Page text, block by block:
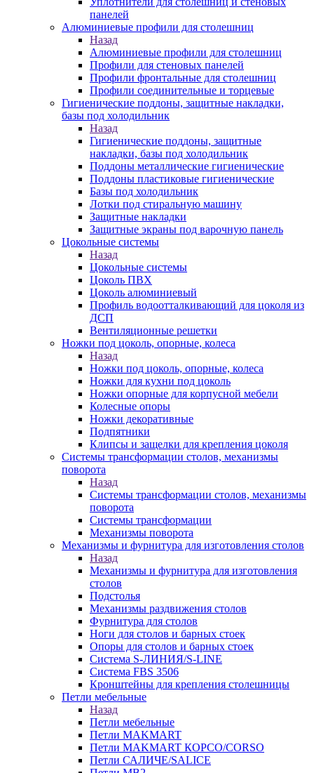
панелей
Алюминиевые профили для столешниц
Назад
Алюминиевые профили для столешниц
Профили для стеновых панелей
Профили фронтальные для столешниц
Профили соединительные и торцевые
Гигиенические поддоны, защитные накладки,
базы под холодильник
Назад
Гигиенические поддоны, защитные
накладки, базы под холодильник
Поддоны металлические гигиенические
Поддоны пластиковые гигиенические
Базы под холодильник
Лотки под стиральную машину
Защитные накладки
Защитные экраны под варочную панель
Цокольные системы
Назад
Цокольные системы
Цоколь ПВХ
Цоколь алюминиевый
Профиль водоотталкивающий для цоколя из
ДСП
Вентиляционные решетки
Ножки под цоколь, опорные, колеса
Назад
Ножки под цоколь, опорные, колеса
Ножки для кухни под цоколь
Ножки опорные для корпусной мебели
Колесные опоры
Ножки декоративные
Подпятники
Клипсы и защелки для крепления цоколя
Системы трансформации столов, механизмы
поворота
Назад
Системы трансформации столов, механизмы
поворота
Системы трансформации
Механизмы поворота
Механизмы и фурнитура для изготовления столов
Назад
Механизмы и фурнитура для изготовления
столов
Подстолья
Механизмы раздвижения столов
Фурнитура для столов
Ноги для столов и барных стоек
Опоры для столов и барных стоек
Система S-ЛИНИЯ/S-LINE
Система FBS 3506
Кронштейны для крепления столешницы
Петли мебельные
Назад
Петли мебельные
Петли MAKMART
Петли MAKMART КОРСО/CORSO
Петли САЛИЧЕ/SALICE